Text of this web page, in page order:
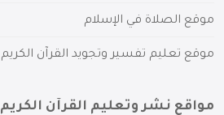
موقع الصلاة في الإسلام
موقع تعليم تفسير وتجويد القرآن الكريم
مواقع نشر وتعليم القرآن الكريم